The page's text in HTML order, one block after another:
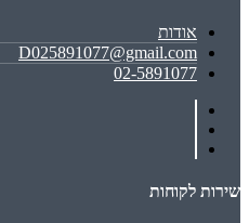
אודות
D025891077@gmail.com
02-5891077
שירות לקוחות